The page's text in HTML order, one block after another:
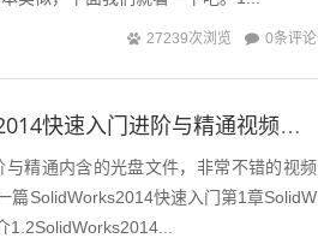
27239次浏览 0条评论
solidworks2014视频教程|SolidWorks2014快速入门进阶与精通视频教程6.47G
精通内含的光盘文件，非常不错的视频
篇SolidWorks2014快速入门第1章SolidW